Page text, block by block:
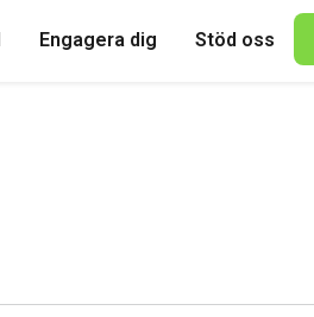
Engagera dig Stöd oss